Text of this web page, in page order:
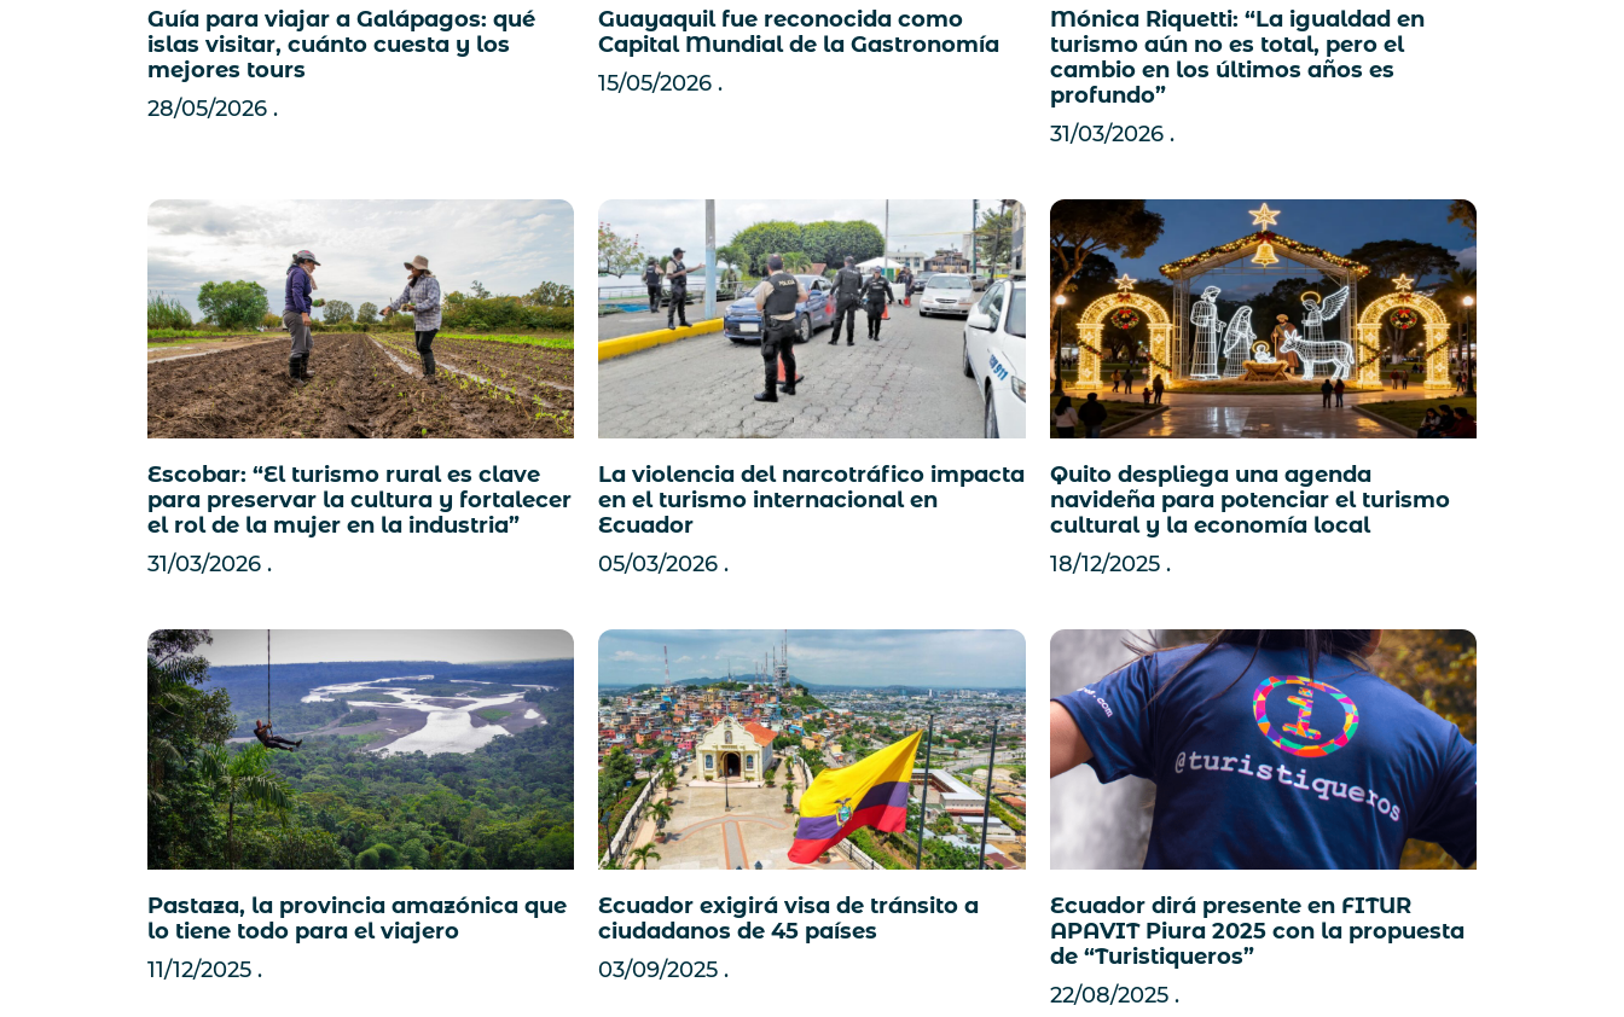
Guía para viajar a Galápagos: qué
islas visitar, cuánto cuesta y los
mejores tours
28/05/2026
Guayaquil fue reconocida como
Capital Mundial de la Gastronomía
15/05/2026
Mónica Riquetti: “La igualdad en
turismo aún no es total, pero el
cambio en los últimos años es
profundo”
31/03/2026
Escobar: “El turismo rural es clave
para preservar la cultura y fortalecer
el rol de la mujer en la industria”
31/03/2026
La violencia del narcotráfico impacta
en el turismo internacional en
Ecuador
05/03/2026
Quito despliega una agenda
navideña para potenciar el turismo
cultural y la economía local
18/12/2025
Pastaza, la provincia amazónica que
lo tiene todo para el viajero
11/12/2025
Ecuador exigirá visa de tránsito a
ciudadanos de 45 países
03/09/2025
Ecuador dirá presente en FITUR
APAVIT Piura 2025 con la propuesta
de “Turistiqueros”
22/08/2025